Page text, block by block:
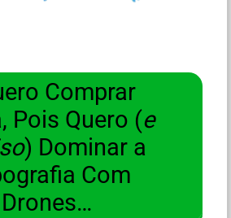
Comprar
Pois Quero (e
) Dominar a
Com
Drones…